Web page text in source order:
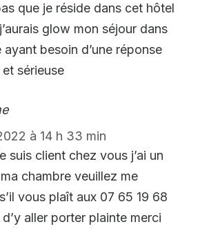
que je réside dans cet hôtel
glow mon séjour dans
besoin d’une réponse
sérieuse
à 14 h 33 min
suis client chez vous j’ai un
chambre veuillez me
vous plaît aux 07 65 19 68
aller porter plainte merci